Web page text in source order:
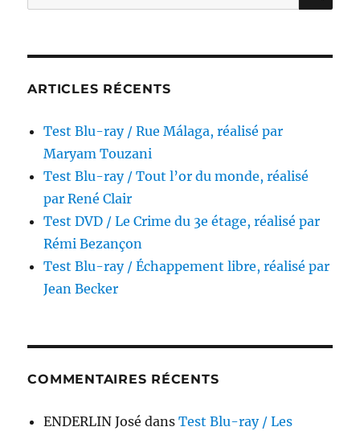
réalisé
pour :
ARTICLES RÉCENTS
Test Blu-ray / Rue Málaga, réalisé par
Maryam Touzani
Test Blu-ray / Tout l’or du monde, réalisé
par René Clair
Test DVD / Le Crime du 3e étage, réalisé par
Rémi Bezançon
Test Blu-ray / Échappement libre, réalisé par
Jean Becker
COMMENTAIRES RÉCENTS
ENDERLIN José dansTest Blu-ray / Les